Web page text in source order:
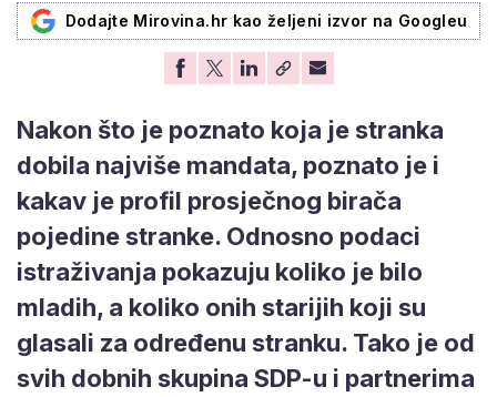
Dodajte Mirovina.hr kao željeni izvor na Googleu
Nakon što je poznato koja je stranka
dobila najviše mandata, poznato je i
kakav je profil prosječnog birača
pojedine stranke. Odnosno podaci
istraživanja pokazuju koliko je bilo
mladih, a koliko onih starijih koji su
glasali za određenu stranku. Tako je od
svih dobnih skupina SDP-u i partnerima